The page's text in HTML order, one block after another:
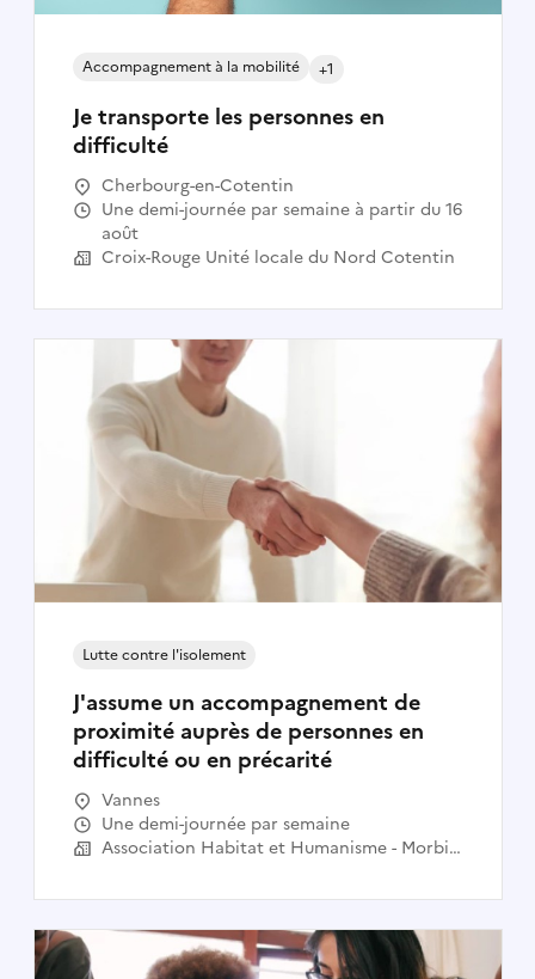
Je transporte les personnes en
difficulté
Accompagnement à la mobilité +1
Cherbourg-en-Cotentin
Une demi-journée par semaine à partir du 16
août
Croix-Rouge Unité locale du Nord Cotentin
J'assume un accompagnement de
proximité auprès de personnes en
difficulté ou en précarité
Lutte contre l'isolement
Vannes
Une demi-journée par semaine
Association Habitat et Humanisme - Morbihan